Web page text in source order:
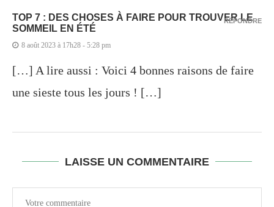
TOP 7 : DES CHOSES À FAIRE POUR TROUVER LE
SOMMEIL EN ÉTÉ
8 août 2023 à 17h28 - 5:28 pm
[…] A lire aussi : Voici 4 bonnes raisons de faire
une sieste tous les jours ! […]
RÉPONDRE
LAISSE UN COMMENTAIRE